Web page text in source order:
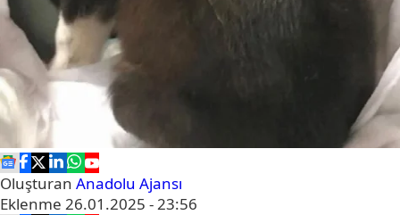
Oluşturan Anadolu Ajansı
Eklenme 26.01.2025 - 23:56